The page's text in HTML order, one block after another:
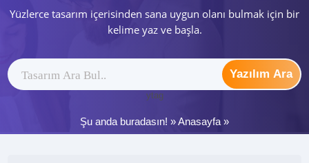
Yüzlerce tasarım içerisinden sana uygun olanı bulmak için bir
kelime yaz ve başla.
Yazılım Ara
ytag
Şu anda buradasın! »Anasayfa »